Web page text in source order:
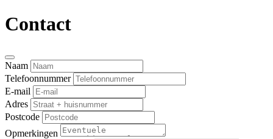
Contact
Naam
Telefoonnummer
E-mail
Adres
Postcode
Opmerkingen